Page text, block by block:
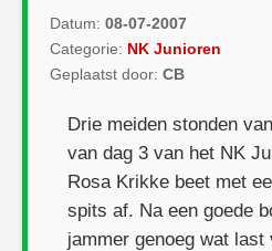
Datum: 08-07-2007
Categorie: NK Junioren
Geplaatst door: CB
Drie meiden stonden
van dag 3 van het NK
Rosa Krikke beet met
spits af. Na een goede
jammer genoeg wat last